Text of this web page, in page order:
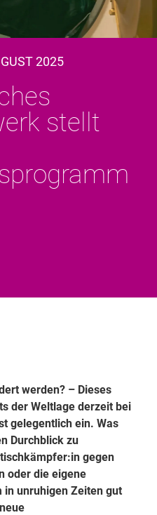
2025
stellt
werden? – Dieses
der Weltlage derzeit bei
gelegentlich ein. Was
Durchblick zu
gegen
oder die eigene
in unruhigen Zeiten gut